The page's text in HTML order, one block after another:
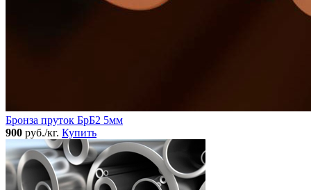
Бронза пруток БрБ2 5мм
900 руб./кг. Купить